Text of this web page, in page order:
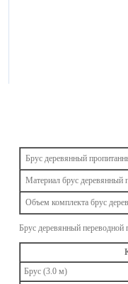
Брус деревянный
Материал брус деревянный
Объем комплекта брус
Брус деревянный переводной
Брус (3.0 м)